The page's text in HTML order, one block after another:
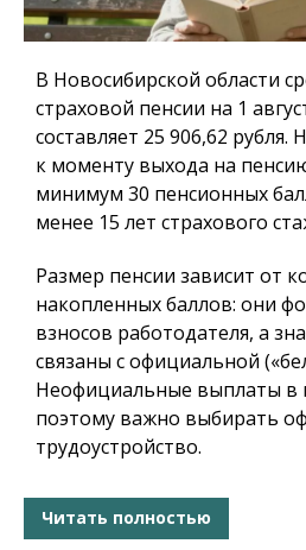
В Новосибирской области
страховой пенсии на 1
составляет 25 906,62
к моменту выхода на
минимум 30 пенсионных
менее 15 лет страхового
Размер пенсии зависит от
накопленных баллов: они
взносов работодателя, а
связаны с официальной
Неофициальные выплаты в
поэтому важно выбирать
трудоустройство.
Читать полностью